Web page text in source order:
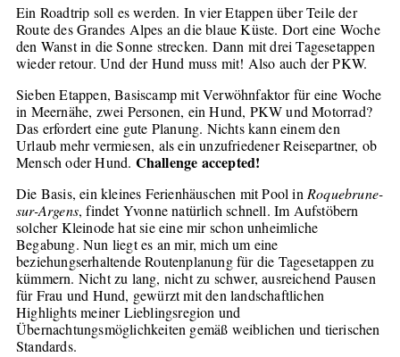
Ein Roadtrip soll es werden. In vier Etappen über Teile der
Route des Grandes Alpes an die blaue Küste. Dort eine Woche
den Wanst in die Sonne strecken. Dann mit drei Tagesetappen
wieder retour. Und der Hund muss mit! Also auch der PKW.
Sieben Etappen, Basiscamp mit Verwöhnfaktor für eine Woche
in Meernähe, zwei Personen, ein Hund, PKW und Motorrad?
Das erfordert eine gute Planung. Nichts kann einem den
Urlaub mehr vermiesen, als ein unzufriedener Reisepartner, ob
Mensch oder Hund. Challenge accepted!
Die Basis, ein kleines Ferienhäuschen mit Pool inRoquebrune-
sur-Argens, findet Yvonne natürlich schnell. Im Aufstöbern
solcher Kleinode hat sie eine mir schon unheimliche
Begabung. Nun liegt es an mir, mich um eine
beziehungserhaltende Routenplanung für die Tagesetappen zu
kümmern. Nicht zu lang, nicht zu schwer, ausreichend Pausen
für Frau und Hund, gewürzt mit den landschaftlichen
Highlights meiner Lieblingsregion und
Übernachtungsmöglichkeiten gemäß weiblichen und tierischen
Standards.